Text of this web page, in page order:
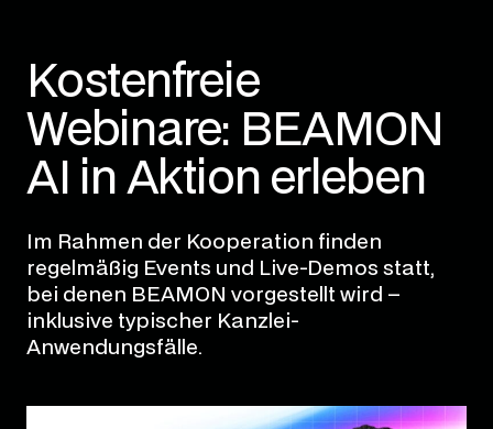
Kostenfreie
Webinare: BEAMON
AI in Aktion erleben
Im Rahmen der Kooperation finden
regelmäßig Events und Live-Demos statt,
bei denen BEAMON vorgestellt wird –
inklusive typischer Kanzlei-
Anwendungsfälle.